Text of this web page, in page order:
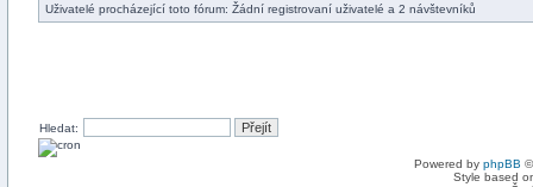
Uživatelé procházející toto fórum: Žádní registrovaní uživatelé a 2 návštevníků
Hledat:
Powered by phpBB
Style based